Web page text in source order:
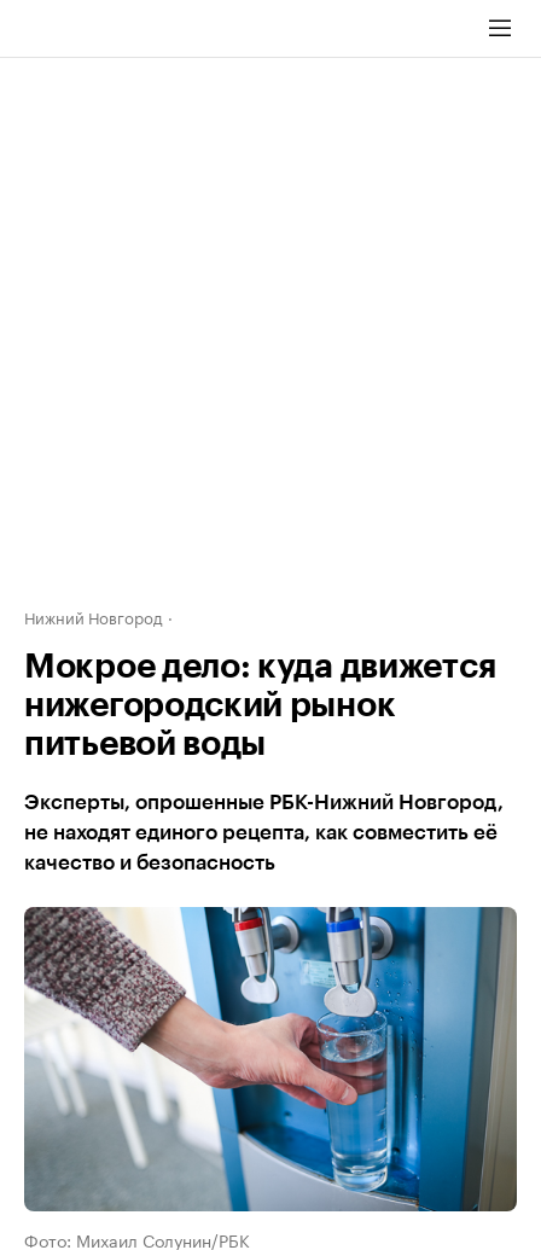
Нижний Новгород
Мокрое дело: куда движется
нижегородский рынок
питьевой воды
Эксперты, опрошенные РБК-Нижний Новгород,
не находят единого рецепта, как совместить её
качество и безопасность
Фото: Михаил Солунин/РБК